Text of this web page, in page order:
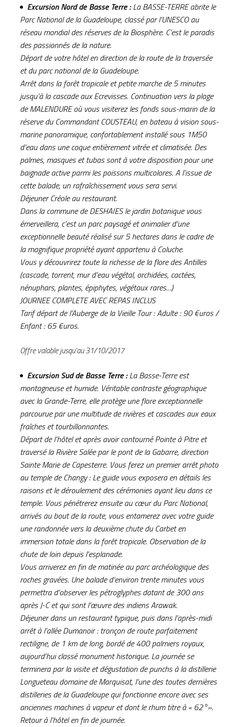
Excursion Nord de Basse Terre :La BASSE-TERRE abrite le
Parc National de la Guadeloupe, classé par l’UNESCO au
réseau mondial des réserves de la Biosphère. C’est le paradis
des passionnés de la nature.
Départ de votre hôtel en direction de la route de la traversée
et du parc national de la Guadeloupe.
Arrêt dans la forêt tropicale et petite marche de 5 minutes
jusqu’à la cascade aux Ecrevisses. Continuation vers la plage
de MALENDURE où vous visiterez les fonds sous-marin de la
réserve du Commandant COUSTEAU, en bateau à vision sous-
marine panoramique, confortablement installé sous 1M50
d’eau dans une coque entièrement vitrée et climatisée. Des
palmes, masques et tubas sont à votre disposition pour une
baignade active parmi les poissons multicolores. A l’issue de
cette balade, un rafraîchissement vous sera servi.
Déjeuner Créole au restaurant.
Dans la commune de DESHAIES le jardin botanique vous
émerveillera, c’est un parc paysagé et animalier d’une
exceptionnelle beauté réalisé sur 5 hectares dans le cadre de
la magnifique propriété ayant appartenu à Coluche.
Vous y découvrirez toute la richesse de la flore des Antilles
(cascade, torrent, mur d’eau végétal, orchidées, cactées,
nénuphars, plantes, épiphytes, végétaux rares…)
JOURNEE COMPLETE AVEC REPAS INCLUS
Tarif départ de l’Auberge de la Vieille Tour : Adulte : 90 €uros /
Enfant : 65 €uros.
Offre valable jusqu’au 31/10/2017
Excursion Sud de Basse Terre :La Basse-Terre est
montagneuse et humide. Véritable contraste géographique
avec la Grande-Terre, elle protège une flore exceptionnelle
parcourue par une multitude de rivières et cascades aux eaux
fraîches et tourbillonnantes.
Départ de l’hôtel et après avoir contourné Pointe à Pitre et
traversé la Rivière Salée par le pont de la Gabarre, direction
Sainte Marie de Capesterre. Vous ferez un premier arrêt photo
au temple de Changy : Le guide vous exposera en détails les
raisons et le déroulement des cérémonies ayant lieu dans ce
temple. Vous pénétrerez ensuite au cœur du Parc National,
arrivés au bout de la route, vous entamerez avec votre guide
une randonnée vers la deuxième chute du Carbet en
immersion totale dans la forêt tropicale. Observation de la
chute de loin depuis l’esplanade.
Vous arriverez en fin de matinée au parc archéologique des
roches gravées. Une balade d’environ trente minutes vous
permettra d’observer les pétroglyphes datant de 300 ans
après J-C et qui sont l’œuvre des indiens Arawak.
Déjeuner dans un restaurant typique, puis dans l’après-midi
arrêt à l’allée Dumanoir : tronçon de route parfaitement
rectiligne, de 1 km de long, bordé de 400 palmiers royaux,
aujourd’hui classé monument historique. La journée se
terminera par la visite et dégustation de punchs à la distillerie
Longueteau domaine de Marquisat, l’une des toutes dernières
distilleries de la Guadeloupe qui fonctionne encore avec ses
anciennes machines à vapeur et dont le rhum titre à « 62°».
Retour à l’hôtel en fin de journée.